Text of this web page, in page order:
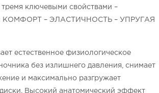
тремя ключевыми свойствами –
– ЭЛАСТИЧНОСТЬ – УПРУГАЯ
естественное физиологическое
без излишнего давления, снимает
и максимально разгружает
Высокий анатомический эффект